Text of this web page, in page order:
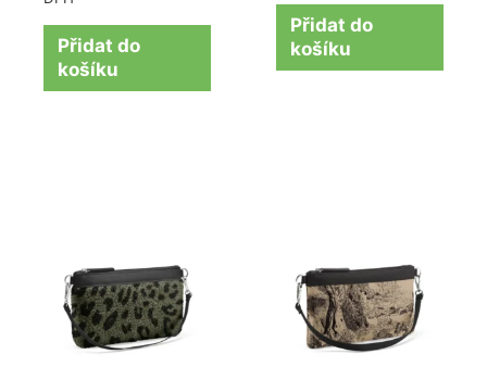
Přidat do
košíku
Přidat do
košíku